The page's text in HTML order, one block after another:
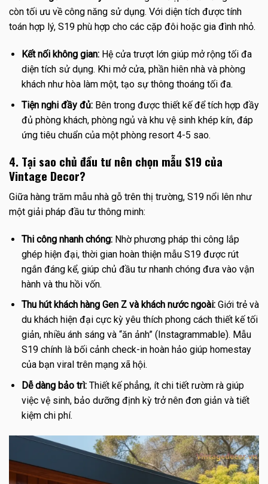
còn tối ưu về công năng sử dụng. Với diện tích được tính
toán hợp lý, S19 phù hợp cho các cặp đôi hoặc gia đình nhỏ.
Kết nối không gian:Hệ cửa trượt lớn giúp mở rộng tối đa
diện tích sử dụng. Khi mở cửa, phần hiên nhà và phòng
khách như hòa làm một, tạo sự thông thoáng tối đa.
Tiện nghi đầy đủ:Bên trong được thiết kế để tích hợp đầy
đủ phòng khách, phòng ngủ và khu vệ sinh khép kín, đáp
ứng tiêu chuẩn của một phòng resort 4-5 sao.
4. Tại sao chủ đầu tư nên chọn mẫu S19 của
Vintage Decor?
Giữa hàng trăm mẫu nhà gỗ trên thị trường, S19 nổi lên như
một giải pháp đầu tư thông minh:
Thi công nhanh chóng:Nhờ phương pháp thi công lắp
ghép hiện đại, thời gian hoàn thiện mẫu S19 được rút
ngắn đáng kể, giúp chủ đầu tư nhanh chóng đưa vào vận
hành và thu hồi vốn.
Thu hút khách hàng Gen Z và khách nước ngoài:Giới trẻ và
du khách hiện đại cực kỳ yêu thích phong cách thiết kế tối
giản, nhiều ánh sáng và “ăn ảnh” (Instagrammable). Mẫu
S19 chính là bối cảnh check-in hoàn hảo giúp homestay
của bạn viral trên mạng xã hội.
Dễ dàng bảo trì:Thiết kế phẳng, ít chi tiết rườm rà giúp
việc vệ sinh, bảo dưỡng định kỳ trở nên đơn giản và tiết
kiệm chi phí.